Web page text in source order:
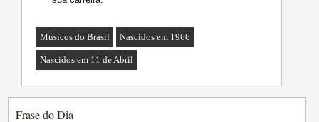
Músicos do Brasil Nascidos em 1966
Nascidos em 11 de Abril
Frase do Dia